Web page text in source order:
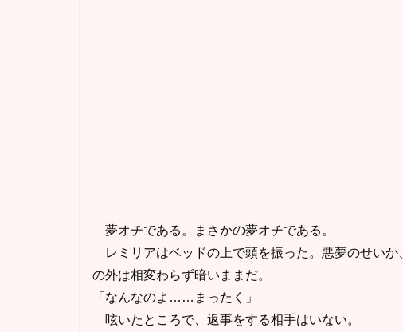
夢オチである。まさかの夢オチである。
レミリアはベッドの上で頭を振った。悪夢のせい
の外は相変わらず暗いままだ。
「なんなのよ……まったく」
呟いたところで、返事をする相手はいない。